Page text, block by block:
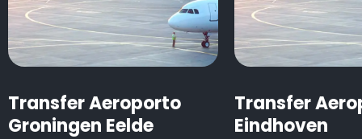
Transfer Aeroporto
Groningen Eelde
Transfer
Eindhoven